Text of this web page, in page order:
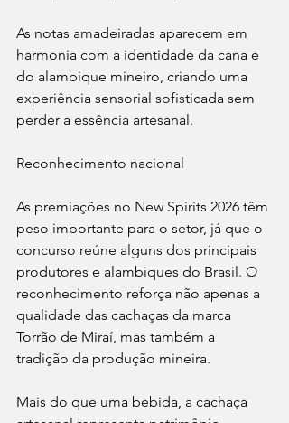
As notas amadeiradas aparecem em
harmonia com a identidade da cana e
do alambique mineiro, criando uma
experiência sensorial sofisticada sem
perder a essência artesanal.
Reconhecimento nacional
As premiações no New Spirits 2026 têm
peso importante para o setor, já que o
concurso reúne alguns dos principais
produtores e alambiques do Brasil. O
reconhecimento reforça não apenas a
qualidade das cachaças da marca
Torrão de Miraí, mas também a
tradição da produção mineira.
Mais do que uma bebida, a cachaça